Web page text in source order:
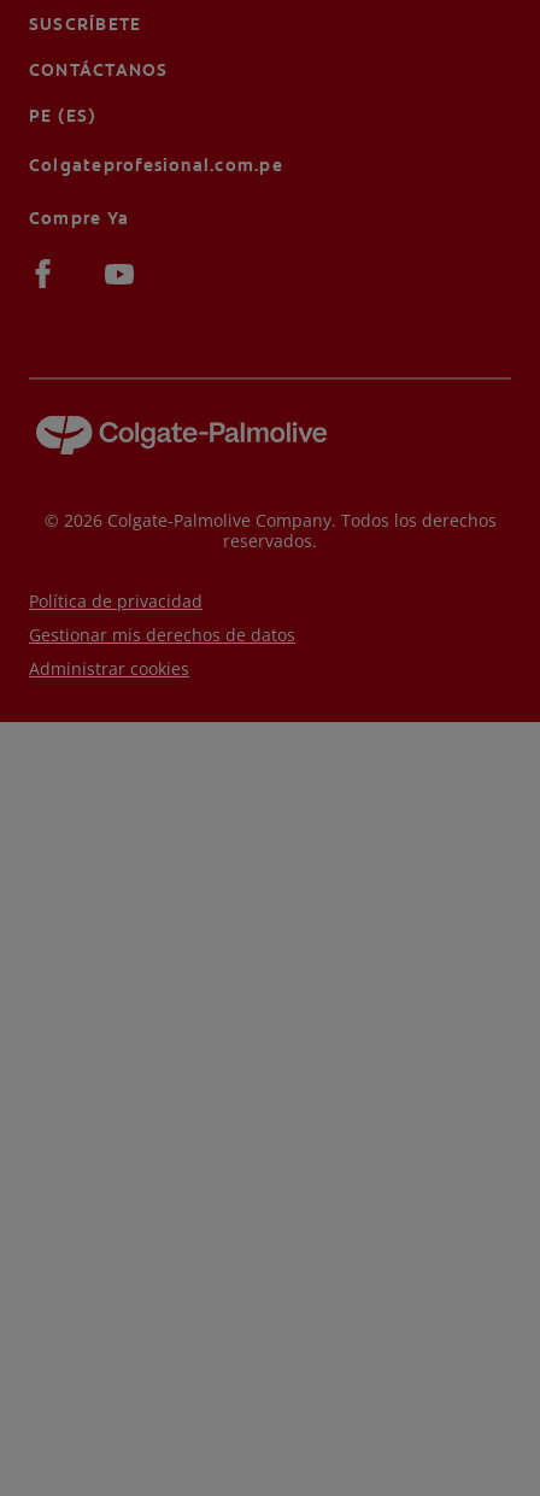
SUSCRÍBETE
CONTÁCTANOS
PE (ES)
Colgateprofesional.com.pe
Compre Ya
© 2026 Colgate-Palmolive Company. Todos los derechos
reservados.
Política de privacidad
Gestionar mis derechos de datos
Administrar cookies